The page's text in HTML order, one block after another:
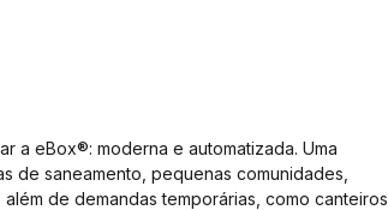
a eBox®: moderna e automatizada. Uma
de saneamento, pequenas comunidades,
de demandas temporárias, como canteiros